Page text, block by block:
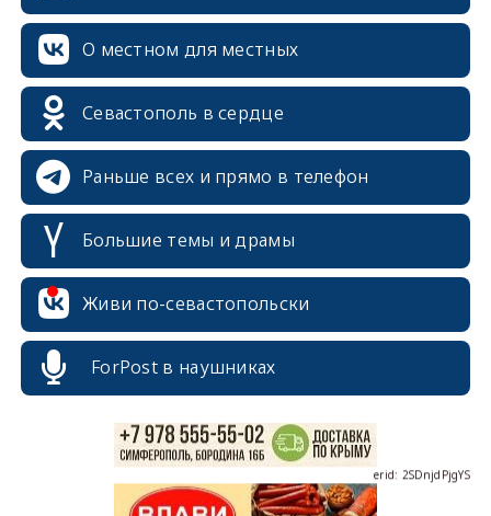
О местном для местных
Севастополь в сердце
Раньше всех и прямо в телефон
Большие темы и драмы
Живи по-севастопольски
ForPost в наушниках
erid: 2SDnjcrDNw6